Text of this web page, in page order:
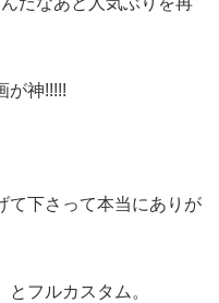
が神!!!!!
て下さって本当にありが
フルカスタム。